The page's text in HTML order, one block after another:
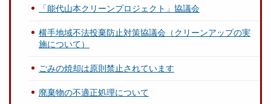
「能代山本クリーンプロジェクト」協議会
横手地域不法投棄防止対策協議会（クリーンアップの実
施について）
ごみの焼却は原則禁止されています
廃棄物の不適正処理について